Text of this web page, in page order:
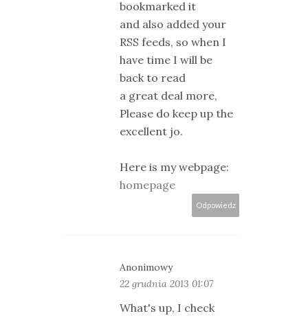
bookmarked it
and also added your
RSS feeds, so when I
have time I will be
back to read
a great deal more,
Please do keep up the
excellent jo.
Here is my webpage:
homepage
Odpowiedz
Anonimowy
22 grudnia 2013 01:07
What's up, I check